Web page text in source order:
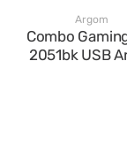
Argom
Combo